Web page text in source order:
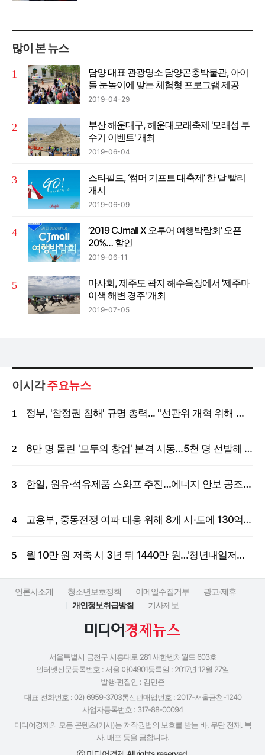
많이 본 뉴스
담양 대표 관광명소 담양곤충박물관, 아이
들 눈높이에 맞는 체험형 프로그램 제공
2019-04-29
부산 해운대구, 해운대모래축제 '모래성 부
수기 이벤트' 개최
2019-06-04
스타필드, ‘썸머 기프트 대축제’ 한 달 빨리
개시
2019-06-09
‘2019 CJmall X 오투어 여행박람회’ 오픈
20%… 할인
2019-06-11
마사회, 제주도 곽지 해수욕장에서 '제주마
이색 해변 경주' 개최
2019-07-05
이시각주요뉴스
정부, '참정권 침해' 규명 총력... "선관위 개혁 위해 국정조사 등 모든 조치"
6만 명 몰린 '모두의 창업' 본격 시동…5천 명 선발해 밀착 지원
한일, 원유·석유제품 스와프 추진…에너지 안보 공조 강화
고용부, 중동전쟁 여파 대응 위해 8개 시·도에 130억 원 긴급 투입
월 10만 원 저축 시 3년 뒤 1440만 원…'청년내일저축계좌' 신규 모집
언론사소개 청소년보호정책 이메일수집거부
광고·제휴
개인정보취급방침
기사제보
서울특별시 금천구 시흥대로 281 새한벤처월드 603호
인터넷신문등록번호 : 서울 아04901등록일 : 2017년 12월 27일
발행·편집인 : 김민준
대표 전화번호 : 02) 6959-3703통신판매업번호 : 2017-서울금천-1240
사업자등록번호 : 317-88-00094
미디어경제의 모든 콘텐츠(기사)는 저작권법의 보호를 받는 바, 무단 전재. 복
사. 배포 등을 금합니다.